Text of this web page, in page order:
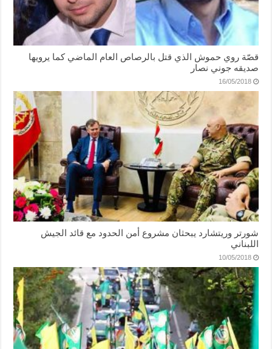
قصّة روي حموش الذي قتل بالرصاص العام الماضي كما يرويها
صديقه جوني نصار
16/05/2018
شورتر وريتشارد يبحثان مشروع أمن الحدود مع قائد الجيش
اللبناني
10/05/2018